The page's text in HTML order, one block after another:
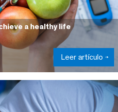
a healthy life
Leer artículo